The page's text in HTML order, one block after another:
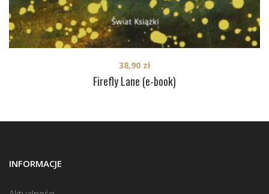
Firefly Lane (e-book)
38,90 zł
INFORMACJE